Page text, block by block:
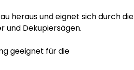
heraus und eignet sich durch die
und Dekupiersägen.
geeignet für die